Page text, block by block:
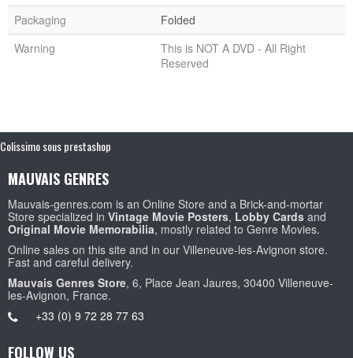
Packaging
Folded
Warning
This is NOT A DVD - All Right
Reserved
Colissimo sous prestashop
MAUVAIS GENRES
Mauvais-genres.com is an Online Store and a Brick-and-mortar
Store specialized in Vintage Movie Posters, Lobby Cards and
Original Movie Memorabilia, mostly related to Genre Movies.
Online sales on this site and in our Villeneuve-les-Avignon store.
Fast and careful delivery.
Mauvais Genres Store, 6, Place Jean Jaures, 30400 Villeneuve-
les-Avignon, France.
+33 (0) 9 72 28 77 63
FOLLOW US